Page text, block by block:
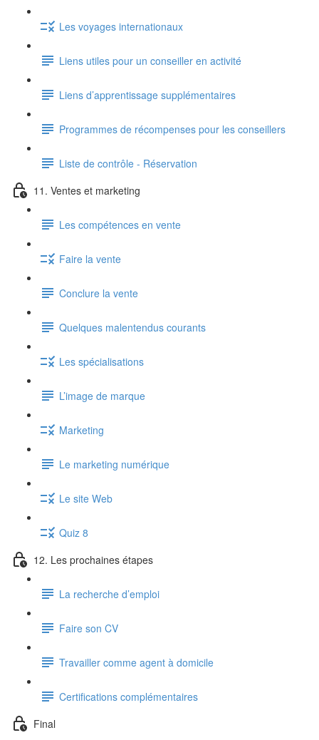
Les voyages internationaux
Liens utiles pour un conseiller en activité
Liens d’apprentissage supplémentaires
Programmes de récompenses pour les conseillers
Liste de contrôle - Réservation
11. Ventes et marketing
Les compétences en vente
Faire la vente
Conclure la vente
Quelques malentendus courants
Les spécialisations
L’image de marque
Marketing
Le marketing numérique
Le site Web
Quiz 8
12. Les prochaines étapes
La recherche d’emploi
Faire son CV
Travailler comme agent à domicile
Certifications complémentaires
Final